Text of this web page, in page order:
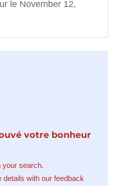
le November 12,
votre bonheur
your search.
with our feedback